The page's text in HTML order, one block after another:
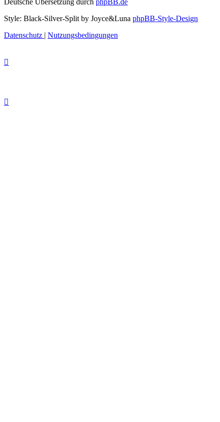
Style: Black-Silver-Split by Joyce&Luna phpBB-Style-Design
Datenschutz | Nutzungsbedingungen